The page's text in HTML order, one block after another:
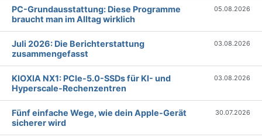
PC-Grundausstattung: Diese Programme
braucht man im Alltag wirklich
05.08.2026
Juli 2026: Die Bericht­erstattung
zusammengefasst
03.08.2026
KIOXIA NX1: PCIe-5.0-SSDs für KI- und
Hyperscale-Rechenzentren
03.08.2026
Fünf einfache Wege, wie dein Apple-Gerät
sicherer wird
30.07.2026